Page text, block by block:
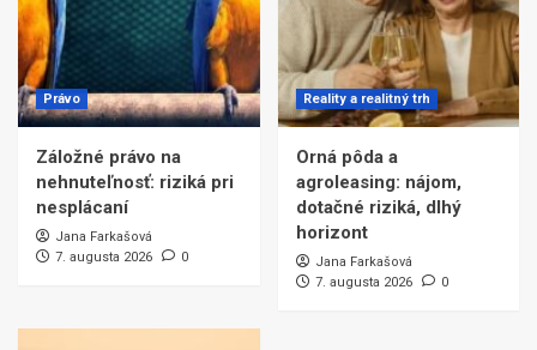
Právo
Záložné právo na
nehnuteľnosť: riziká pri
nesplácaní
Jana Farkašová
7. augusta 2026
0
Reality a realitný trh
Orná pôda a
agroleasing: nájom,
dotačné riziká, dlhý
horizont
Jana Farkašová
7. augusta 2026
0